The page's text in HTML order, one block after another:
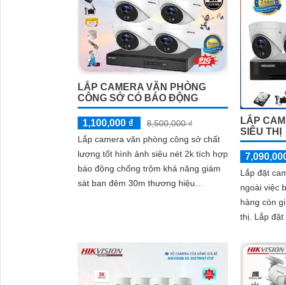
LẮP CAMERA VĂN PHÒNG
CÔNG SỞ CÓ BÁO ĐỘNG
1,100,000 ₫
8,500,000 ₫
Lắp camera văn phòng công sở chất
lượng tốt hình ảnh siêu nét 2k tích hợp
báo động chống trộm khả năng giám
sát ban đêm 30m thương hiệu
LẮP
SIÊU THỊ
Lắp đặt
ngoài việc
hàng còn
thị. Lắp đặt camera cho siêu thị mục